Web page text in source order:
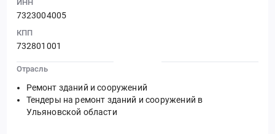
ИНН
7323004005
КПП
732801001
Отрасль
Ремонт зданий и сооружений
Тендеры на ремонт зданий и сооружений в
Ульяновской области